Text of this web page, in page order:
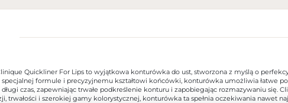
Quickliner For Lips to wyjątkowa konturówka do ust, stworzona z myślą o
formule i precyzyjnemu kształtowi końcówki, konturówka umożliwia łatwe
długi czas, zapewniając trwałe podkreślenie konturu i zapobiegając rozmazywaniu
trwałości i szerokiej gamy kolorystycznej, konturówka ta spełnia oczekiwania nawet